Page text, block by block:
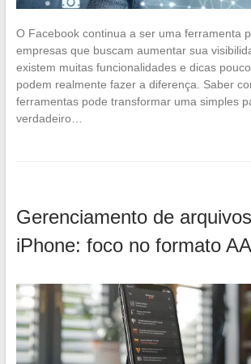
O Facebook continua a ser uma ferramenta
empresas que buscam aumentar sua
existem muitas funcionalidades e dicas
podem realmente fazer a diferença. Saber
ferramentas pode transformar uma simples
verdadeiro…
Gerenciamento de
iPhone: foco no formato